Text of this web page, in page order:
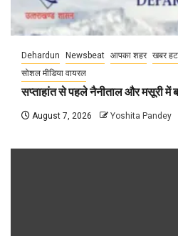
Dehardun Newsbeat आपका शहर खबर
सोशल मीडिया वायरल
सप्ताहांत से पहले नैनीताल और मसूरी में
August 7, 2026 Yoshita Pandey